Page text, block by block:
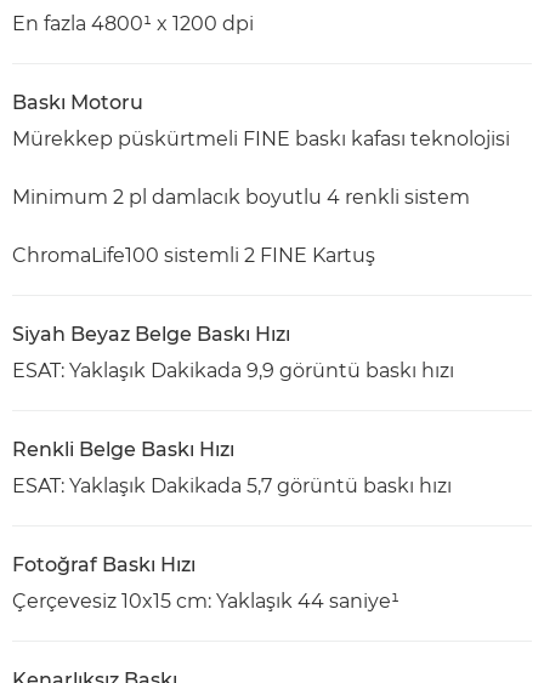
En fazla 4800¹ x 1200 dpi
Baskı Motoru
Mürekkep püskürtmeli FINE baskı kafası teknolojisi
Minimum 2 pl damlacık boyutlu 4 renkli sistem
ChromaLife100 sistemli 2 FINE Kartuş
Siyah Beyaz Belge Baskı Hızı
ESAT: Yaklaşık Dakikada 9,9 görüntü baskı hızı
Renkli Belge Baskı Hızı
ESAT: Yaklaşık Dakikada 5,7 görüntü baskı hızı
Fotoğraf Baskı Hızı
Çerçevesiz 10x15 cm: Yaklaşık 44 saniye¹